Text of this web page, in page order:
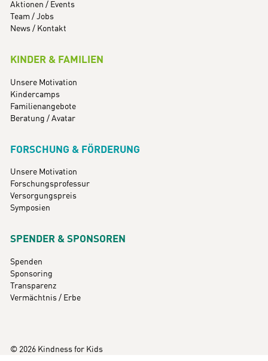
Aktionen / Events
Team / Jobs
News / Kontakt
KINDER & FAMILIEN
Unsere Motivation
Kindercamps
Familienangebote
Beratung / Avatar
FORSCHUNG & FÖRDERUNG
Unsere Motivation
Forschungsprofessur
Versorgungspreis
Symposien
SPENDER & SPONSOREN
Spenden
Sponsoring
Transparenz
Vermächtnis / Erbe
© 2026 Kindness for Kids